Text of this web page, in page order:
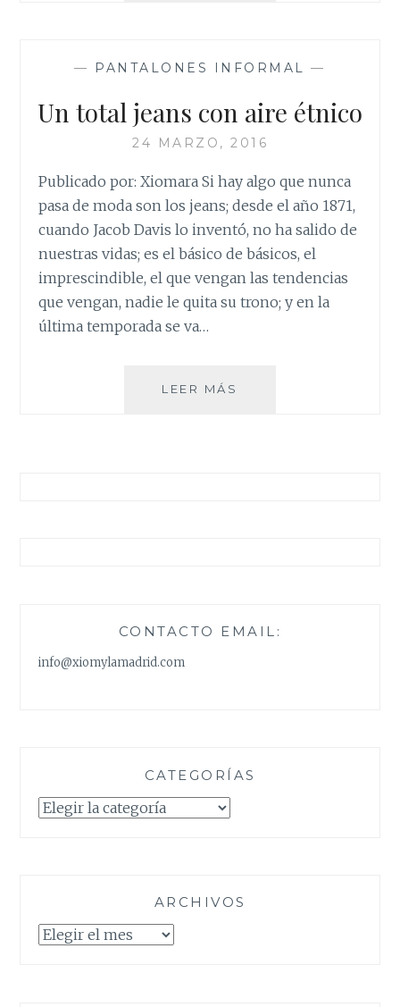
— PANTALONES INFORMAL —
Un total jeans con aire étnico
24 MARZO, 2016
Publicado por: Xiomara Si hay algo que nunca
pasa de moda son los jeans; desde el año 1871,
cuando Jacob Davis lo inventó, no ha salido de
nuestras vidas; es el básico de básicos, el
imprescindible, el que vengan las tendencias
que vengan, nadie le quita su trono; y en la
última temporada se va…
LEER MÁS
CONTACTO EMAIL:
info@xiomylamadrid.com
CATEGORÍAS
Categorías
ARCHIVOS
Archivos